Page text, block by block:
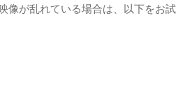
像が乱れている場合は、以下をお試